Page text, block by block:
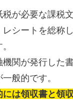
税が必要な課税
シートを総称
関が発行した
般的です。
には領収書と領